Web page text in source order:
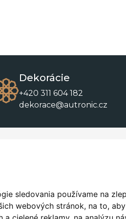
sledovania používame na
webových stránok, na to,
Dekorácie
+420 311 604 182
dekorace@autronic.cz